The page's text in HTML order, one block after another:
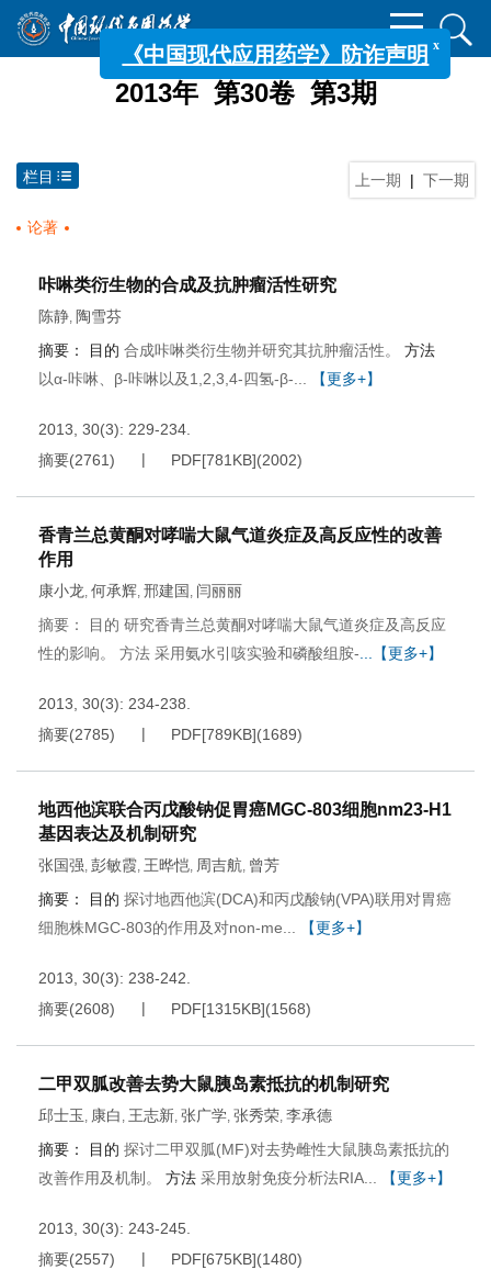
2013年 第30卷 第3期
上一期 | 下一期
栏目
论著
咔啉类衍生物的合成及抗肿瘤活性研究
陈静, 陶雪芬
摘要：
目的 合成咔啉类衍生物并研究其抗肿瘤活性。 方法
以α-咔啉、β-咔啉以及1,2,3,4-四氢-β-...
【更多+】
2013, 30(3): 229-234.
摘要(2761) PDF[781KB](2002)
香青兰总黄酮对哮喘大鼠气道炎症及高反应性的改善
作用
康小龙, 何承辉, 邢建国 , 闫丽丽
摘要： 目的 研究香青兰总黄酮对哮喘大鼠气道炎症及高反应
性的影响。 方法 采用氨水引咳实验和磷酸组胺- ...【更多+】
2013, 30(3): 234-238.
摘要(2785) PDF[789KB](1689)
地西他滨联合丙戊酸钠促胃癌MGC-803细胞nm23-H1
基因表达及机制研究
张国强, 彭敏霞, 王晔恺, 周吉航, 曾芳
摘要：
目的 探讨地西他滨(DCA)和丙戊酸钠(VPA)联用对胃癌
细胞株MGC-803的作用及对non-me...
【更多+】
2013, 30(3): 238-242.
摘要(2608) PDF[1315KB](1568)
二甲双胍改善去势大鼠胰岛素抵抗的机制研究
邱士玉 , 康白 , 王志新, 张广学, 张秀荣, 李承德
摘要：
目的 探讨二甲双胍(MF)对去势雌性大鼠胰岛素抵抗的
改善作用及机制。 方法 采用放射免疫分析法RIA... 【更多+】
2013, 30(3): 243-245.
摘要(2557) PDF[675KB](1480)
x
《中国现代应用药学》防诈声明